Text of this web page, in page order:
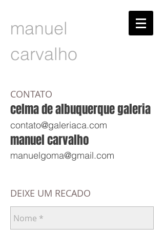
manuel
carvalho
CONTATO
celma de albuquerque galeria
contato@galeriaca.com
manuel carvalho
manuelgoma@gmail.com
DEIXE UM RECADO